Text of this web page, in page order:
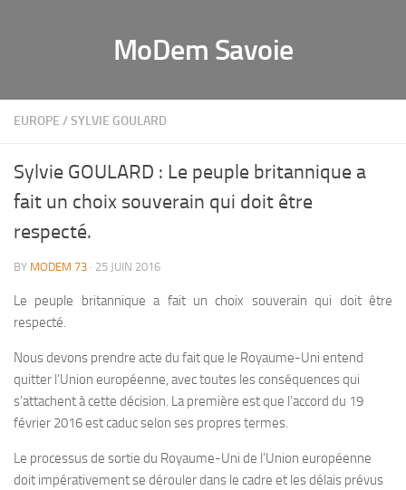
MoDem Savoie
EUROPE /SYLVIE GOULARD
Sylvie GOULARD : Le peuple britannique a
fait un choix souverain qui doit être
respecté.
BY MODEM 73 · 25 JUIN 2016
Le peuple britannique a fait un choix souverain qui doit être
respecté.
Nous devons prendre acte du fait que le Royaume-Uni entend
quitter l’Union européenne, avec toutes les conséquences qui
s’attachent à cette décision. La première est que l’accord du 19
février 2016 est caduc selon ses propres termes.
Le processus de sortie du Royaume-Uni de l’Union européenne
doit impérativement se dérouler dans le cadre et les délais prévus